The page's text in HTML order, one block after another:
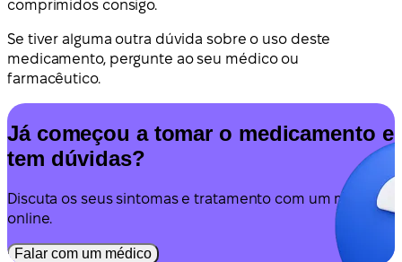
comprimidos consigo.
Se tiver alguma outra dúvida sobre o uso deste
medicamento, pergunte ao seu médico ou
farmacêutico.
Já começou a tomar o medicamento e
tem dúvidas?
Discuta os seus sintomas e tratamento com um médico
online.
Falar com um médico